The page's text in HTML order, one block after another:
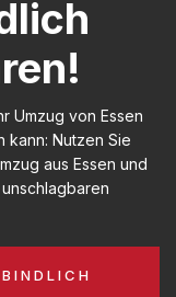
Umzug von Essen
kann: Nutzen Sie
aus Essen und